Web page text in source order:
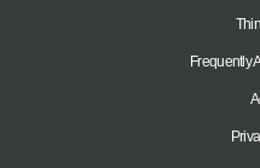
Frequently